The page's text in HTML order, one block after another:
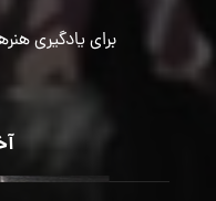
برای یادگیری